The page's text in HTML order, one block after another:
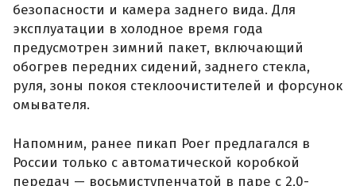
безопасности и камера заднего вида. Для
эксплуатации в холодное время года
предусмотрен зимний пакет, включающий
обогрев передних сидений, заднего стекла,
руля, зоны покоя стеклоочистителей и форсунок
омывателя.
Напомним, ранее пикап Poer предлагался в
России только с автоматической коробкой
передач — восьмиступенчатой в паре с 2,0-